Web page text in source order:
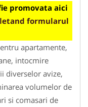
promovata aici
formularul
apartamente,
intocmire
diverselor avize,
volumelor de
si comasari de